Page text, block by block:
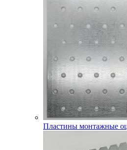
Пластины монтажные